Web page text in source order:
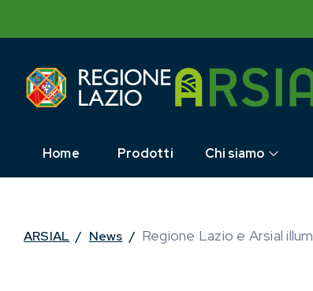
Home Prodotti Chi siamo
ARSIAL / News / Regione Lazio e Arsial